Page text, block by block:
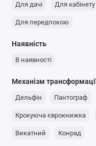
Для дачі Для кабінету
Для передпокою
Наявність
В наявності
Механізм
Дельфін Пантограф
Крокуюча єврокнижка
Викатний Конрад